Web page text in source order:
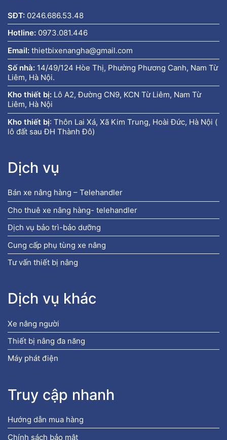
SĐT: 0246.686.53.48
Hotline: 0973.081.446
Email: thietbixenangha@gmail.com
Số nhà: 14/49/124 Hòe Thị, Phường Phương Canh, Nam Từ
Liêm, Hà Nội.
Kho thiết bị: Lô A2, Đường CN9, KCN Từ Liêm, Nam Từ
Liêm, Hà Nội
Kho thiết bị: Thôn Lai Xá, Xã Kim Trung, Hoài Đức, Hà Nội (
lô đất sau ĐH Thành Đô)
Dịch vụ
Bán xe nâng hàng – Telehandler
Cho thuê xe nâng hàng- telehandler
Dịch vụ bảo trì-bảo dưỡng
Cung cấp phụ tùng xe nâng
Tư vấn thiết bị nâng
Dịch vụ khác
Xe nâng người
Thiết bị nâng đa năng
Máy phát điện
Truy cập nhanh
Hướng dẫn mua hàng
Chính sách bảo mật